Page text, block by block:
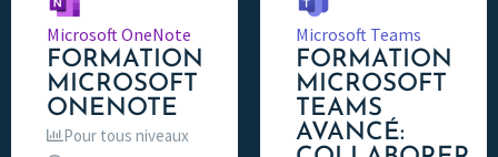
Microsoft OneNote
FORMATION
MICROSOFT
ONENOTE
Pour tous niveaux
Microsoft Teams
FORMATION
MICROSOFT
TEAMS
AVANCÉ: